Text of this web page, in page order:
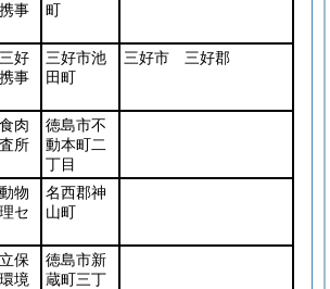
事
町
好
事
三好市池
田町
三好市 三好郡
肉
所
徳島市不
動本町二
丁目
物
セ
名西郡神
山町
保
境
徳島市新
蔵町三丁